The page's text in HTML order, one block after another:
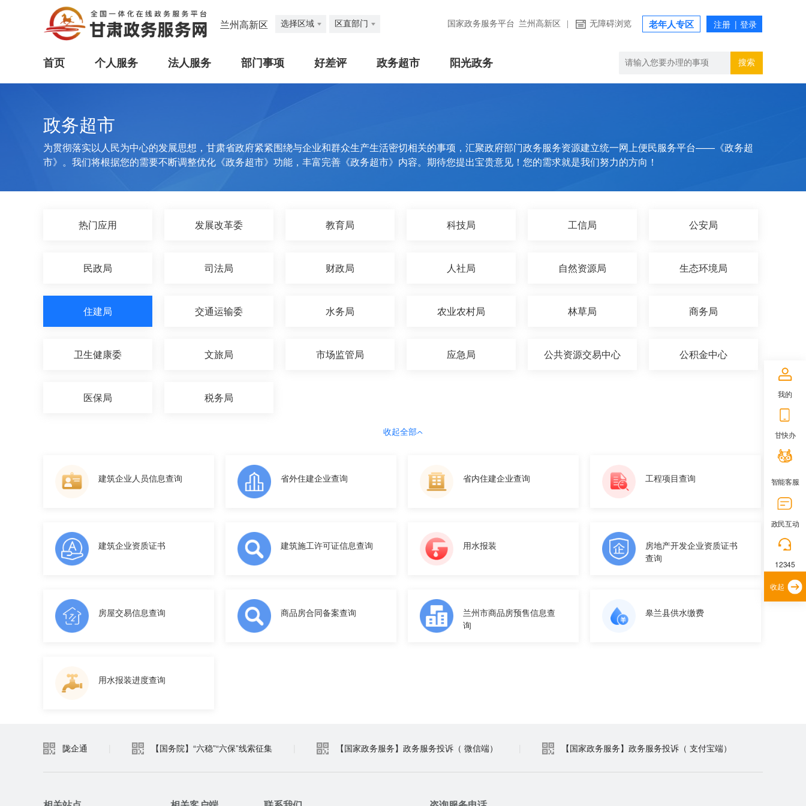
兰州高新区 选择区域 区直部门 国家政务服务平台 兰州高新区 无障碍浏览 老年人专区
首页 个人服务 法人服务 部门事项 好差评 政务超市 阳光政务 搜索
政务超市
为贯彻落实以人民为中心的发展思想，甘肃省政府紧紧围绕与企业和群众生产生活密切相关的事项，汇聚政府部门政务服务资源建立统一网上便民服务平台——《政务超
市》。我们将根据您的需要不断调整优化《政务超市》功能，丰富完善《政务超市》内容。期待您提出宝贵意见！您的需求就是我们努力的方向！
热门应用 发展改革委 教育局 科技局 工信局 公安局
民政局 司法局 财政局 人社局 自然资源局 生态环境局
住建局 交通运输委 水务局 农业农村局 林草局 商务局
卫生健康委 文旅局 市场监管局 应急局 公共资源交易中心 公积金中心
医保局 税务局
收起全部
建筑企业人员信息查询 省外住建企业查询 省内住建企业查询 工程项目查询
建筑企业资质证书 建筑施工许可证信息查询 用水报装
房地产开发企业资质证书
查询
房屋交易信息查询 商品房合同备案查询
兰州市商品房预售信息查
询
皋兰县供水缴费
用水报装进度查询
陇企通 【国务院】“六稳”“六保”线索征集 【国家政务服务】政务服务投诉（ 微信端） 【国家政务服务】政务服务投诉（ 支付宝端）
我的
甘快办
智能客服
政民互动
12345
收起